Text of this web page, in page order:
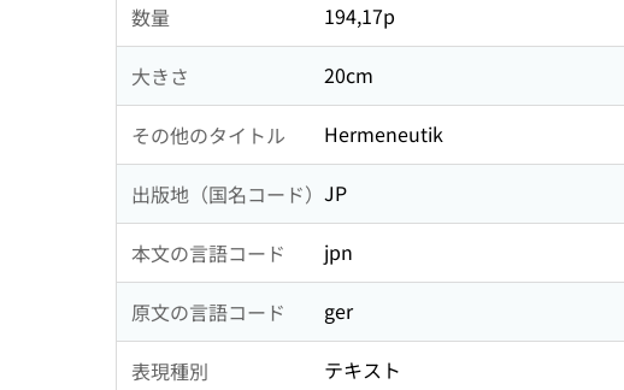
数量 194,17p
大きさ 20cm
その他のタイトル Hermeneutik
出版地（国名コード） JP
本文の言語コード jpn
原文の言語コード ger
表現種別 テキスト